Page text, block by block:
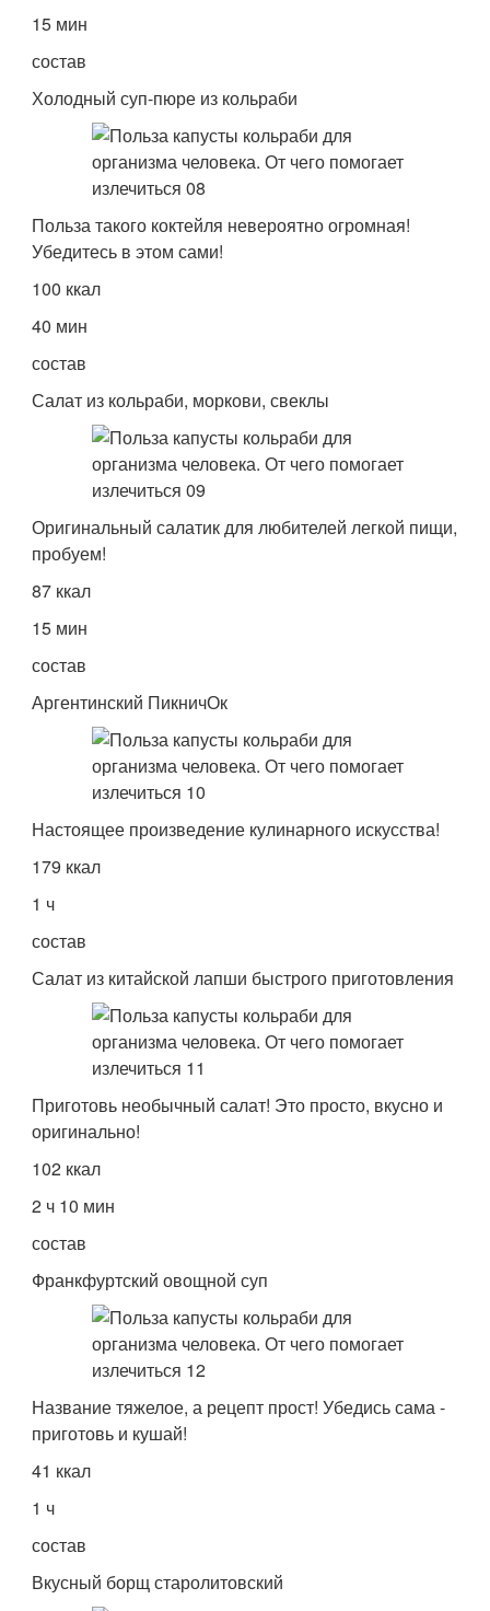
15 мин
состав
Холодный суп-пюре из кольраби
Польза такого коктейля невероятно огромная!
Убедитесь в этом сами!
100 ккал
40 мин
состав
Салат из кольраби, моркови, свеклы
Оригинальный салатик для любителей легкой пищи,
пробуем!
87 ккал
15 мин
состав
Аргентинский ПикничОк
Настоящее произведение кулинарного искусства!
179 ккал
1 ч
состав
Салат из китайской лапши быстрого приготовления
Приготовь необычный салат! Это просто, вкусно и
оригинально!
102 ккал
2 ч 10 мин
состав
Франкфуртский овощной суп
Название тяжелое, а рецепт прост! Убедись сама -
приготовь и кушай!
41 ккал
1 ч
состав
Вкусный борщ старолитовский